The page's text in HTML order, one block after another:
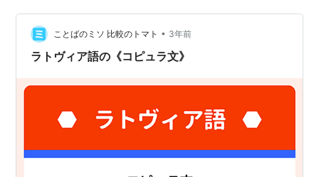
ことばのミソ 比較のトマト • 3年前
ラトヴィア語の《コピュラ文》